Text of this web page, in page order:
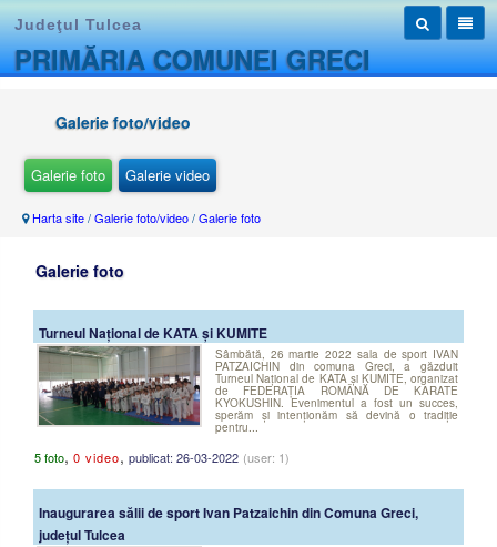
Judeţul Tulcea
PRIMĂRIA COMUNEI GRECI
Galerie foto/video
Galerie foto Galerie video
Harta site/Galerie foto/video/Galerie foto
Galerie foto
Turneul Național de KATA și KUMITE
Sâmbătă, 26 martie 2022 sala de sport IVAN
PATZAICHIN din comuna Greci, a găzduit
Turneul Național de KATA și KUMITE, organizat
de FEDERAȚIA ROMÂNĂ DE KARATE
KYOKUSHIN. Evenimentul a fost un succes,
sperăm și intenționăm să devină o tradiție
pentru...
5 foto, 0 video, publicat: 26-03-2022 (user: 1)
Inaugurarea sălii de sport Ivan Patzaichin din Comuna Greci,
județul Tulcea